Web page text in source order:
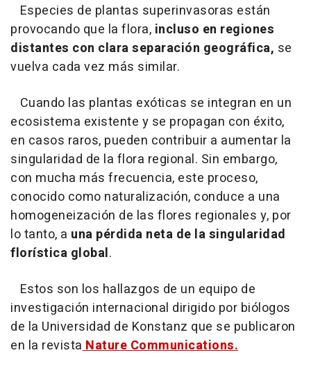
Especies de plantas superinvasoras están
provocando que la flora, incluso en regiones
distantes con clara separación geográfica, se
vuelva cada vez más similar.
Cuando las plantas exóticas se integran en un
ecosistema existente y se propagan con éxito,
en casos raros, pueden contribuir a aumentar la
singularidad de la flora regional. Sin embargo,
con mucha más frecuencia, este proceso,
conocido como naturalización, conduce a una
homogeneización de las flores regionales y, por
lo tanto, a una pérdida neta de la singularidad
florística global.
Estos son los hallazgos de un equipo de
investigación internacional dirigido por biólogos
de la Universidad de Konstanz que se publicaron
en la revistaNature Communications.